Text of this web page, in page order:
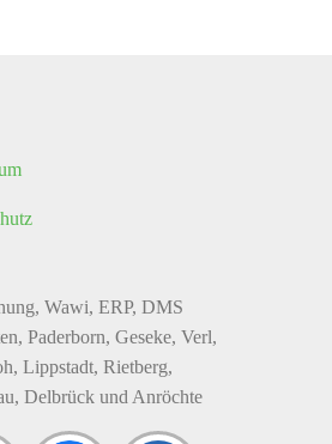
Wawi, ERP, DMS
Paderborn, Geseke, Verl,
Lippstadt, Rietberg,
Delbrück und Anröchte